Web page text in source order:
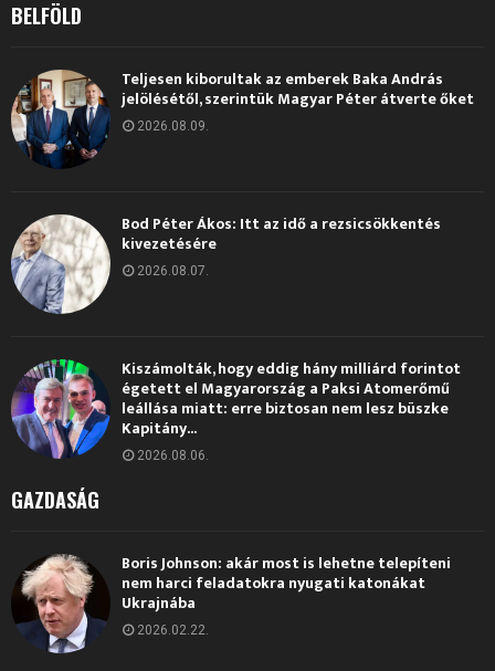
BELFÖLD
Teljesen kiborultak az emberek Baka András
jelölésétől, szerintük Magyar Péter átverte őket
2026.08.09.
Bod Péter Ákos: Itt az idő a rezsicsökkentés
kivezetésére
2026.08.07.
Kiszámolták, hogy eddig hány milliárd forintot
égetett el Magyarország a Paksi Atomerőmű
leállása miatt: erre biztosan nem lesz büszke
Kapitány...
2026.08.06.
GAZDASÁG
Boris Johnson: akár most is lehetne telepíteni
nem harci feladatokra nyugati katonákat
Ukrajnába
2026.02.22.